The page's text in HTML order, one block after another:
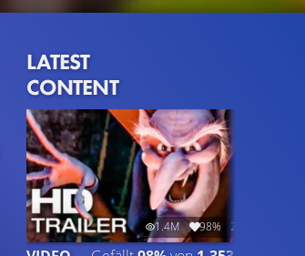
LATEST
CONTENT
1.4M 98% 2:27